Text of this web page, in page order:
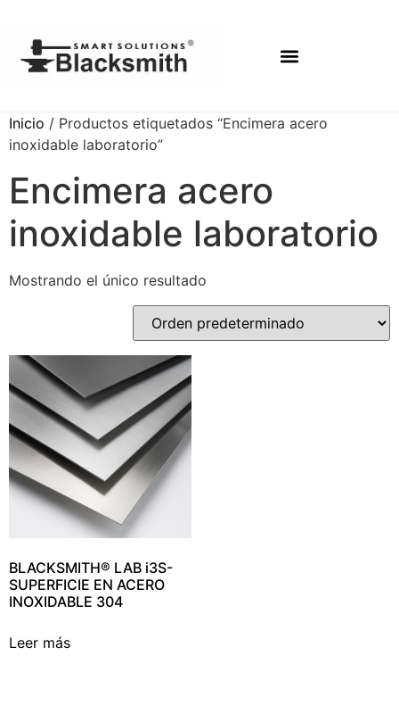
Inicio / Productos etiquetados “Encimera acero
inoxidable laboratorio”
Encimera acero
inoxidable laboratorio
Mostrando el único resultado
BLACKSMITH® LAB i3S-
SUPERFICIE EN ACERO
INOXIDABLE 304
Leer más